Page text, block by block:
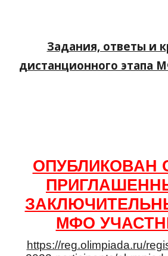
Задания, ответы и
дистанционного этапа
ОПУБЛИКОВАН
МФО
https://reg.olimpiada.ru/